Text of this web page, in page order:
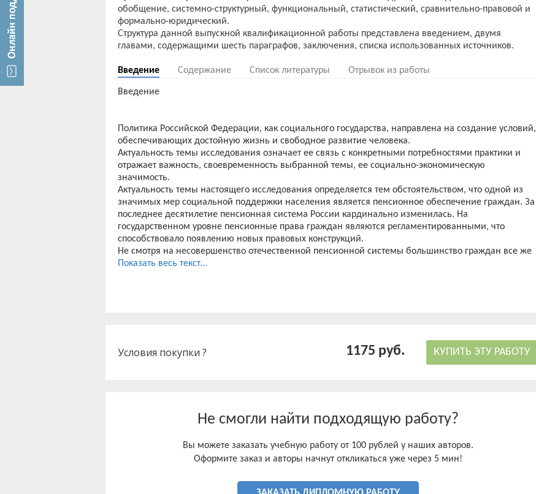
обобщение, системно-структурный, функциональный, статистический, сравнительно-правовой и
формально-юридический.
Структура данной выпускной квалификационной работы представлена введением, двумя
Введение Содержание Список литературы Отрывок из работы
Введение
Политика Российской Федерации, как социального государства, направлена на создание условий,
обеспечивающих достойную жизнь и свободное развитие человека.
Актуальность темы исследования означает ее связь с конкретными потребностями практики и
отражает важность, своевременность выбранной темы, ее социально-экономическую
значимость.
Актуальность темы настоящего исследования определяется тем обстоятельством, что одной из
значимых мер социальной поддержки населения является пенсионное обеспечение граждан. За
последнее десятилетие пенсионная система России кардинально изменилась. На
государственном уровне пенсионные права граждан являются регламентированными, что
способствовало появлению новых правовых конструкций.
Не смотря на несовершенство отечественной пенсионной системы большинство граждан все же
задумываются и стремятся обеспечить себе достойную жизнь на пенсии. Одним из доступных
Показать весь текст...
Условия покупки ? 1175 руб. КУПИТЬ ЭТУ РАБОТУ
Не смогли найти подходящую работу?
Вы можете заказать учебную работу от 100 рублей у наших авторов.
Оформите заказ и авторы начнут откликаться уже через 5 мин!